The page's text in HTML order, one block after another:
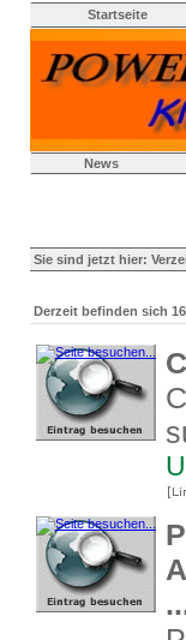
Startseite
News
Sie sind jetzt hier:
Derzeit befinden sich